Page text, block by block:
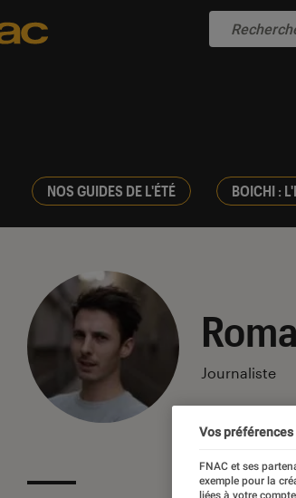
NOS GUIDES DE L'ÉTÉ BOICHI :
Journaliste
Vos
FNAC et ses
exemple pour la
liées à votre